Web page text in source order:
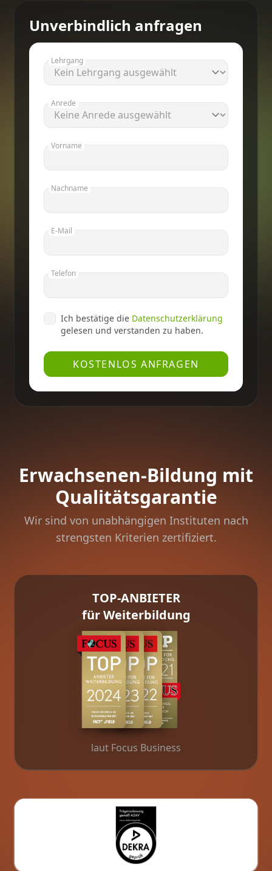
Unverbindlich anfragen
Lehrgang
Anrede
Vorname
Nachname
E-Mail
Telefon
Ich bestätige die Datenschutzerklärung
gelesen und verstanden zu haben.
KOSTENLOS ANFRAGEN
Erwachsenen-Bildung mit
Qualitätsgarantie
Wir sind von unabhängigen Instituten nach
strengsten Kriterien zertifiziert.
TOP-ANBIETER
für Weiterbildung
laut Focus Business